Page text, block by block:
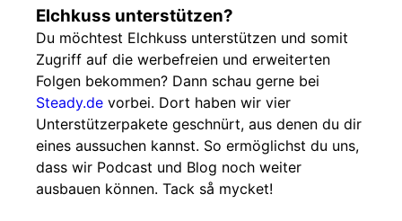
Elchkuss unterstützen?
Du möchtest Elchkuss unterstützen und somit
Zugriff auf die werbefreien und erweiterten
Folgen bekommen? Dann schau gerne bei
Steady.de vorbei. Dort haben wir vier
Unterstützerpakete geschnürt, aus denen du dir
eines aussuchen kannst. So ermöglichst du uns,
dass wir Podcast und Blog noch weiter
ausbauen können. Tack så mycket!